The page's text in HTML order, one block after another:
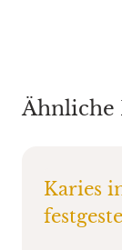
Ähnliche
Karies